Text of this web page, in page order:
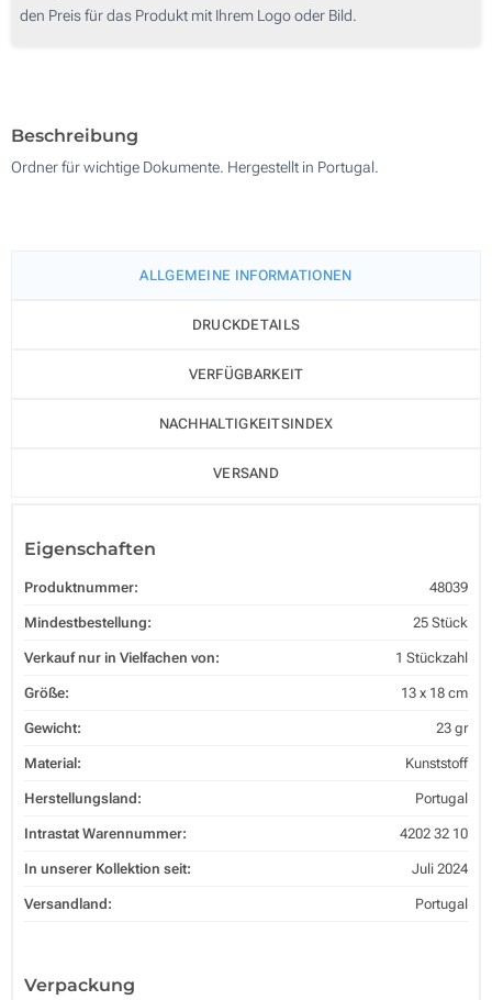
250
den Preis für das Produkt mit Ihrem Logo oder Bild.
Beschreibung
Ordner für wichtige Dokumente. Hergestellt in Portugal.
ALLGEMEINE INFORMATIONEN
DRUCKDETAILS
VERFÜGBARKEIT
NACHHALTIGKEITSINDEX
VERSAND
Eigenschaften
Produktnummer: 48039
Mindestbestellung: 25 Stück
Verkauf nur in Vielfachen von: 1 Stückzahl
Größe: 13 x 18 cm
Gewicht: 23 gr
Material: Kunststoff
Herstellungsland: Portugal
Intrastat Warennummer: 4202 32 10
In unserer Kollektion seit: Juli 2024
Versandland: Portugal
Verpackung